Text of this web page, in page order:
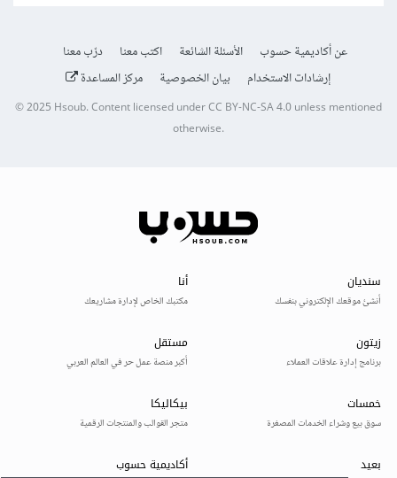
عن أكاديمية حسوب الأسئلة الشائعة اكتب معنا
درّب معنا
إرشادات الاستخدام
بيان الخصوصية مركز المساعدة
© 2025Hsoub.Content licensed underCC BY-NC-SA 4.0unless mentioned
otherwise.